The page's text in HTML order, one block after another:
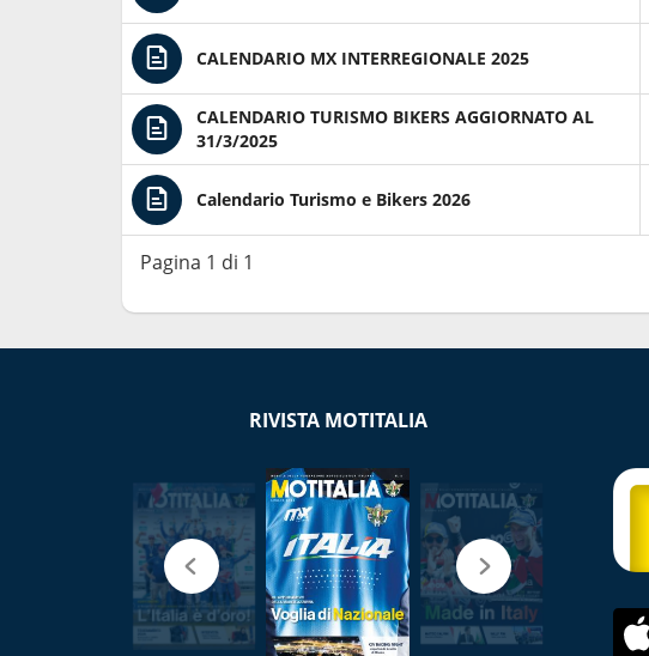
CALENDARIO MX INTERREGIONALE 2025
CALENDARIO TURISMO BIKERS AGGIORNATO AL
31/3/2025
Calendario Turismo e Bikers 2026
Pagina 1 di 1
RIVISTA MOTITALIA